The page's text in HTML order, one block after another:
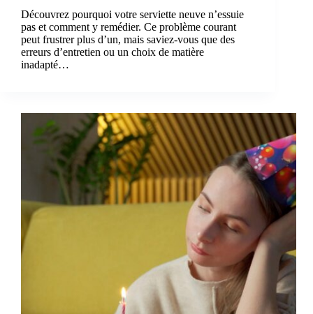
Découvrez pourquoi votre serviette neuve n’essuie
pas et comment y remédier. Ce problème courant
peut frustrer plus d’un, mais saviez-vous que des
erreurs d’entretien ou un choix de matière
inadapté…